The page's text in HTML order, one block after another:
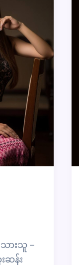
ားသူ –
ဆန်း